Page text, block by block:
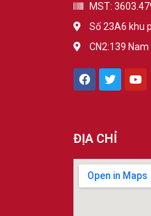
MST:
Số 23A6 khu
CN2:139
ĐỊA CHỈ